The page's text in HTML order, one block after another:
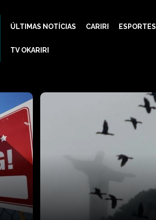
ÚLTIMAS NOTÍCIAS CARIRI ESPORTES
TV OKARIRI